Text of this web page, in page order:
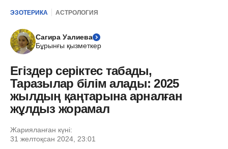
ЭЗОТЕРИКА АСТРОЛОГИЯ
Сагира Уалиева
Бұрынғы қызметкер
Егіздер серіктес табады,
Таразылар білім алады: 2025
жылдың қаңтарына арналған
жұлдыз жорамал
Жарияланған күні:
31 желтоқсан 2024, 23:01